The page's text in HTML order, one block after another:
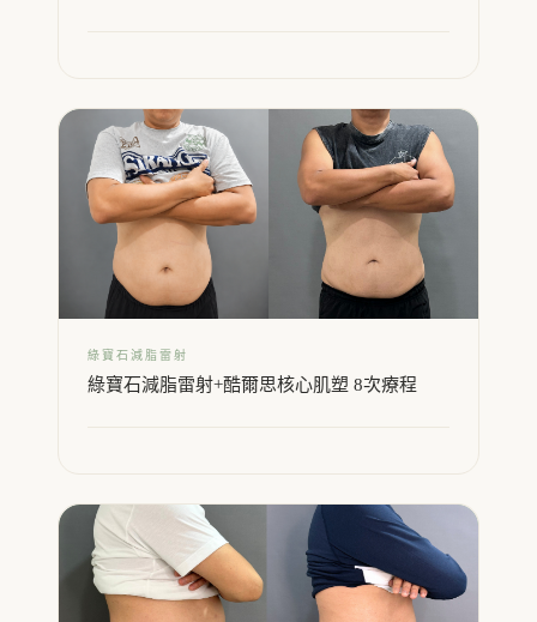
綠寶石減脂雷射
綠寶石減脂雷射+酷爾思核心肌塑 8次療程